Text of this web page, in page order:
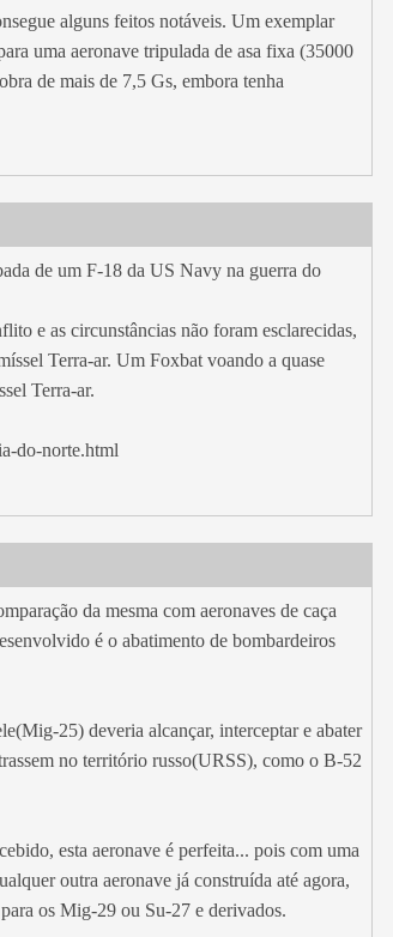
alguns feitos notáveis. Um exemplar
uma aeronave tripulada de asa fixa (35000
de mais de 7,5 Gs, embora tenha
de um F-18 da US Navy na guerra do
e as circunstâncias não foram esclarecidas,
Terra-ar. Um Foxbat voando a quase
Terra-ar.
do-norte.html
da mesma com aeronaves de caça
é o abatimento de bombardeiros
25) deveria alcançar, interceptar e abater
no território russo(URSS), como o B-52
esta aeronave é perfeita... pois com uma
outra aeronave já construída até agora,
os Mig-29 ou Su-27 e derivados.